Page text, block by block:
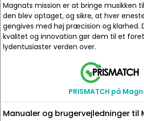
Magnats mission er at bringe musikken
den blev optaget, og sikre, at hver
gengives med høj præcision og klarhed.
kvalitet og innovation gør dem til et
lydentusiaster verden over.
PRISMATCH på
Manualer og brugervejledninger